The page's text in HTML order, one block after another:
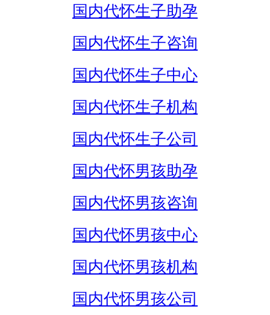
国内代怀生子助孕
国内代怀生子咨询
国内代怀生子中心
国内代怀生子机构
国内代怀生子公司
国内代怀男孩助孕
国内代怀男孩咨询
国内代怀男孩中心
国内代怀男孩机构
国内代怀男孩公司